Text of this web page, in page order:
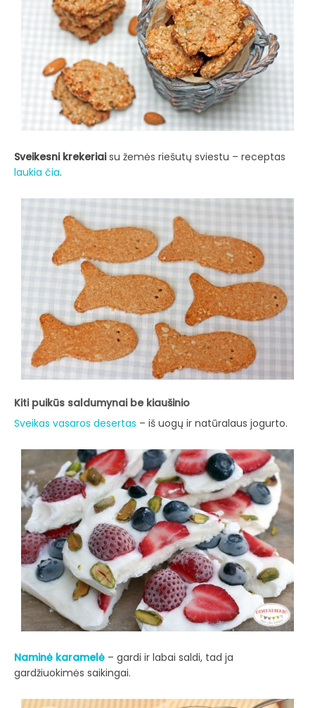
Sveikesni krekeriaisu žemės riešutų sviestu – receptas
laukia čia.
Kiti puikūs saldumynai be kiaušinio
Sveikas vasaros desertas – iš uogų ir natūralaus jogurto.
Naminė karamelė – gardi ir labai saldi, tad ja
gardžiuokimės saikingai.